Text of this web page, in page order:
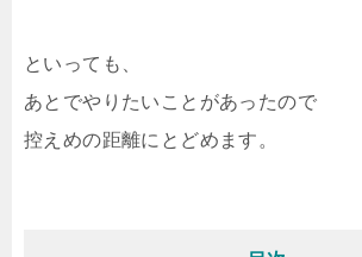
といっても、
あとでやりたいことがあったので
控えめの距離にとどめます。